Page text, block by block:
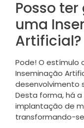
Posso
uma
Artificial?
Pode! O estímulo
Inseminação
desenvolvimento
Desta forma, há
implantação de
transformando-